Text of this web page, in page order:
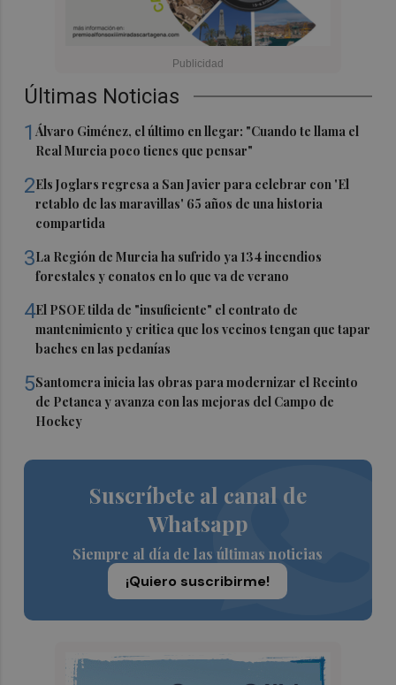
Últimas Noticias
1Álvaro Giménez, el último en llegar: "Cuando te llama el
Real Murcia poco tienes que pensar"
2Els Joglars regresa a San Javier para celebrar con 'El
retablo de las maravillas' 65 años de una historia
compartida
3La Región de Murcia ha sufrido ya 134 incendios
forestales y conatos en lo que va de verano
4El PSOE tilda de "insuficiente" el contrato de
mantenimiento y critica que los vecinos tengan que tapar
baches en las pedanías
5Santomera inicia las obras para modernizar el Recinto
de Petanca y avanza con las mejoras del Campo de
Hockey
Suscríbete al canal de
Whatsapp
Siempre al día de las últimas noticias
¡Quiero suscribirme!